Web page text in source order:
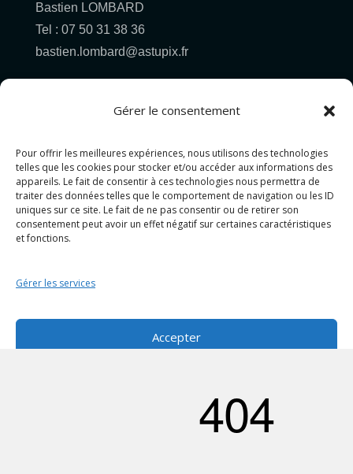
Gérer le consentement
Pour offrir les meilleures expériences, nous utilisons des technologies
telles que les cookies pour stocker et/ou accéder aux informations des
appareils. Le fait de consentir à ces technologies nous permettra de
traiter des données telles que le comportement de navigation ou les ID
uniques sur ce site. Le fait de ne pas consentir ou de retirer son
consentement peut avoir un effet négatif sur certaines caractéristiques
et fonctions.
Gérer les services
Accepter
Voir les préférences
Bastien LOMBARD
Tel : 07 50 31 38 36
bastien.lombard@astupix.fr
Pour allez plus loin...
PHOTOGRAPHIE
GRAPHISME
Politique de confidentialité